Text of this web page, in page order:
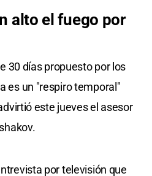
alto el fuego por
30 días propuesto por los
es un "respiro temporal"
este jueves el asesor
por televisión que